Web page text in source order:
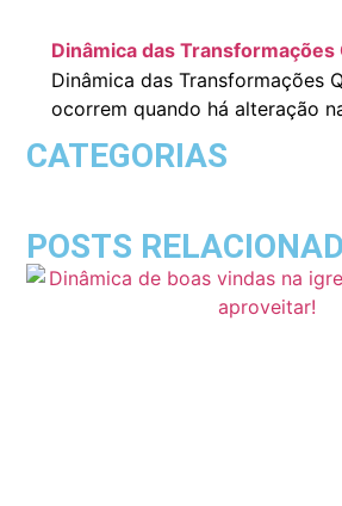
Dinâmica das Transformações
Dinâmica das Transformações
ocorrem quando há alteração
CATEGORIAS
POSTS